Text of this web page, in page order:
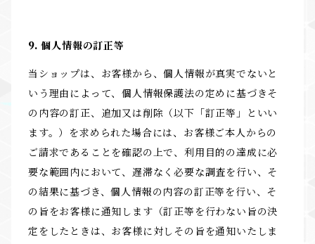
9. 個人情報の訂正等
当ショップは、お客様から、個人情報が真実でないと
いう理由によって、個人情報保護法の定めに基づきそ
の内容の訂正、追加又は削除（以下「訂正等」といい
ます。）を求められた場合には、お客様ご本人からの
ご請求であることを確認の上で、利用目的の達成に必
要な範囲内において、遅滞なく必要な調査を行い、そ
の結果に基づき、個人情報の内容の訂正等を行い、そ
の旨をお客様に通知します（訂正等を行わない旨の決
定をしたときは、お客様に対しその旨を通知いたしま